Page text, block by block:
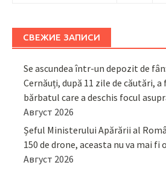
СВЕЖИЕ ЗАПИСИ
Se ascundea într-un depozit de
Cernăuți, după 11 zile de căutări,
bărbatul care a deschis focul
Август 2026
Șeful Ministerului Apărării al
150 de drone, aceasta nu va mai fi
Август 2026